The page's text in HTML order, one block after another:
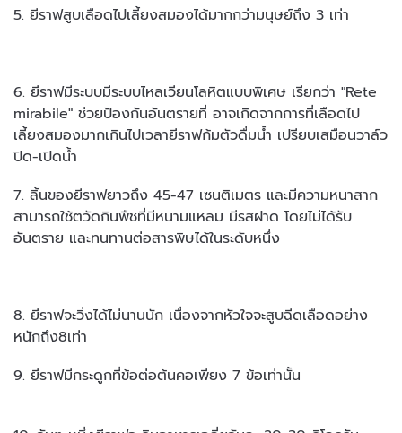
5. ยีราฟสูบเลือดไปเลี้ยงสมองได้มากกว่ามนุษย์ถึง 3 เท่า
6. ยีราฟมีระบบมีระบบไหลเวียนโลหิตแบบพิเศษ เรียกว่า "Rete
mirabile" ช่วยป้องกันอันตรายที่ อาจเกิดจากการที่เลือดไป
เลี้ยงสมองมากเกินไปเวลายีราฟก้มตัวดื่มน้ำ เปรียบเสมือนวาล์ว
ปิด-เปิดน้ำ
7. ลิ้นของยีราฟยาวถึง 45-47 เซนติเมตร และมีความหนาสาก
สามารถใช้ตวัดกินพืชที่มีหนามแหลม มีรสฝาด โดยไม่ได้รับ
อันตราย และทนทานต่อสารพิษได้ในระดับหนึ่ง
8. ยีราฟจะวิ่งได้ไม่นานนัก เนื่องจากหัวใจจะสูบฉีดเลือดอย่าง
หนักถึง8เท่า
9. ยีราฟมีกระดูกที่ข้อต่อต้นคอเพียง 7 ข้อเท่านั้น